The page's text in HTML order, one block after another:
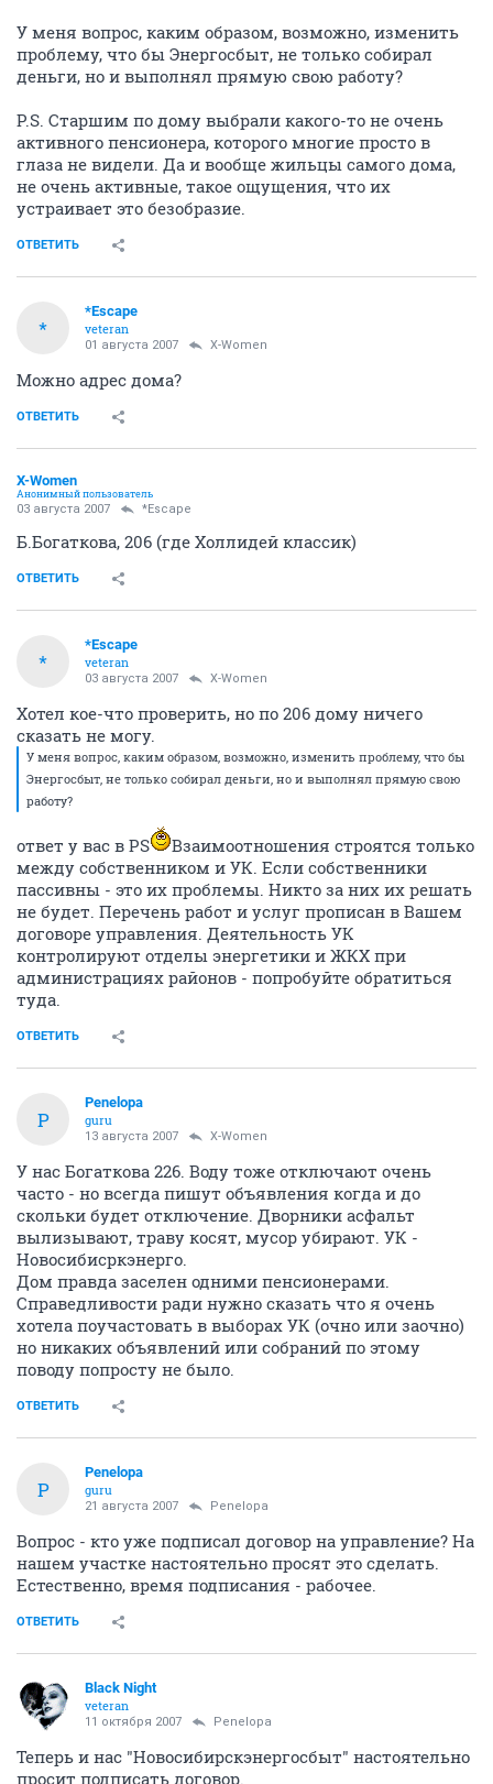
У меня вопрос, каким образом, возможно, изменить
проблему, что бы Энергосбыт, не только собирал
деньги, но и выполнял прямую свою работу?
P.S. Старшим по дому выбрали какого-то не очень
активного пенсионера, которого многие просто в
глаза не видели. Да и вообще жильцы самого дома,
не очень активные, такое ощущения, что их
устраивает это безобразие.
ОТВЕТИТЬ
*
*Escape
veteran
01 августа 2007 X-Women
Можно адрес дома?
ОТВЕТИТЬ
X-Women
Анонимный пользователь
03 августа 2007 *Escape
Б.Богаткова, 206 (где Холлидей классик)
ОТВЕТИТЬ
*
*Escape
veteran
03 августа 2007 X-Women
Хотел кое-что проверить, но по 206 дому ничего
сказать не могу.
У меня вопрос, каким образом, возможно, изменить проблему, что бы
Энергосбыт, не только собирал деньги, но и выполнял прямую свою
работу?
ответ у вас в PS
Взаимоотношения строятся только
между собственником и УК. Если собственники
пассивны - это их проблемы. Никто за них их решать
не будет. Перечень работ и услуг прописан в Вашем
договоре управления. Деятельность УК
контролируют отделы энергетики и ЖКХ при
администрациях районов - попробуйте обратиться
туда.
ОТВЕТИТЬ
P
Penelopa
guru
13 августа 2007 X-Women
У нас Богаткова 226. Воду тоже отключают очень
часто - но всегда пишут объявления когда и до
скольки будет отключение. Дворники асфальт
вылизывают, траву косят, мусор убирают. УК -
Новосибисркэнерго.
Дом правда заселен одними пенсионерами.
Справедливости ради нужно сказать что я очень
хотела поучастовать в выборах УК (очно или заочно)
но никаких объявлений или собраний по этому
поводу попросту не было.
ОТВЕТИТЬ
P
Penelopa
guru
21 августа 2007 Penelopa
Вопрос - кто уже подписал договор на управление? На
нашем участке настоятельно просят это сделать.
Естественно, время подписания - рабочее.
ОТВЕТИТЬ
Black Night
veteran
11 октября 2007 Penelopa
Теперь и нас "Новосибирскэнергосбыт" настоятельно
просит подписать договор.